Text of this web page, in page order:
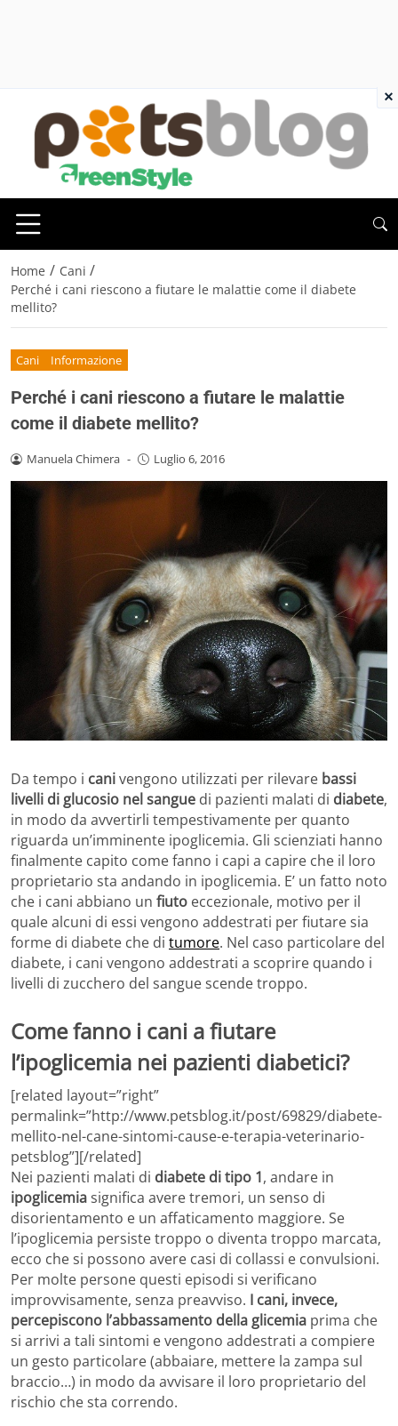
Home / Cani /
Perché i cani riescono a fiutare le malattie come il diabete
mellito?
Cani Informazione
Perché i cani riescono a fiutare le malattie
come il diabete mellito?
Manuela Chimera - Luglio 6, 2016
Da tempo i canivengono utilizzati per rilevare bassi
livelli di glucosio nel sangue di pazienti malati di diabete,
in modo da avvertirli tempestivamente per quanto
riguarda un’imminente ipoglicemia. Gli scienziati hanno
finalmente capito come fanno i capi a capire che il loro
proprietario sta andando in ipoglicemia. E’ un fatto noto
che i cani abbiano un fiuto eccezionale, motivo per il
quale alcuni di essi vengono addestrati per fiutare sia
forme di diabete che di tumore. Nel caso particolare del
diabete, i cani vengono addestrati a scoprire quando i
livelli di zucchero del sangue scende troppo.
Come fanno i cani a fiutare
l’ipoglicemia nei pazienti diabetici?
[related layout=”right”
permalink=”http://www.petsblog.it/post/69829/diabete-
mellito-nel-cane-sintomi-cause-e-terapia-veterinario-
petsblog”][/related]
Nei pazienti malati di diabete di tipo 1, andare in
ipoglicemiasignifica avere tremori, un senso di
disorientamento e un affaticamento maggiore. Se
l’ipoglicemia persiste troppo o diventa troppo marcata,
ecco che si possono avere casi di collassi e convulsioni.
Per molte persone questi episodi si verificano
improvvisamente, senza preavviso. I cani, invece,
percepiscono l’abbassamento della glicemia prima che
si arrivi a tali sintomi e vengono addestrati a compiere
un gesto particolare (abbaiare, mettere la zampa sul
braccio…) in modo da avvisare il loro proprietario del
rischio che sta correndo.
×